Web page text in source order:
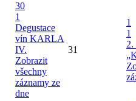
30
1
Degustace
vín KARLA
IV.
Zobrazit
všechny
záznamy ze
dne
31
1
1
2.